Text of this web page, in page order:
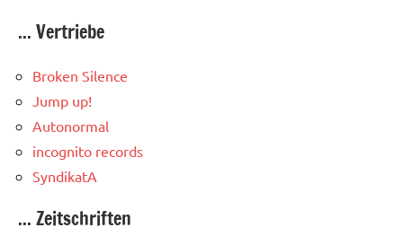
... Vertriebe
Broken Silence
Jump up!
Autonormal
incognito records
SyndikatA
... Zeitschriften